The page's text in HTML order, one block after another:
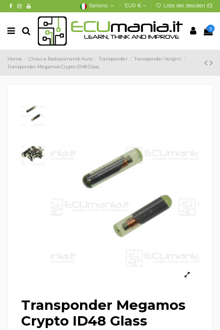
Italiano EUR € Lista dei desideri (0)
0
Home Chiavi e Radiocomandi Auto Transponder
Transponder Vergini
Transponder Megamos Crypto ID48 Glass
Transponder Megamos
Crypto ID48 Glass